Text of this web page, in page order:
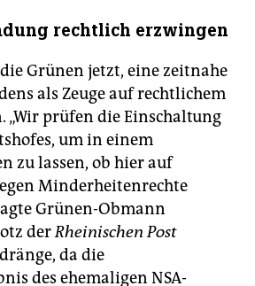
rechtlich erzwingen
Grünen jetzt, eine zeitnahe
als Zeuge auf rechtlichem
„Wir prüfen die Einschaltung
um in einem
zu lassen, ob hier auf
Minderheitenrechte
Grünen-Obmann
derRheinischen Post
da die
des ehemaligen NSA-